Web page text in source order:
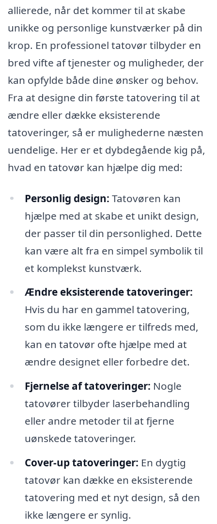
allierede, når det kommer til at skabe
unikke og personlige kunstværker på din
krop. En professionel tatovør tilbyder en
bred vifte af tjenester og muligheder, der
kan opfylde både dine ønsker og behov.
Fra at designe din første tatovering til at
ændre eller dække eksisterende
tatoveringer, så er mulighederne næsten
uendelige. Her er et dybdegående kig på,
hvad en tatovør kan hjælpe dig med:
Personlig design: Tatovøren kan
hjælpe med at skabe et unikt design,
der passer til din personlighed. Dette
kan være alt fra en simpel symbolik til
et komplekst kunstværk.
Ændre eksisterende tatoveringer:
Hvis du har en gammel tatovering,
som du ikke længere er tilfreds med,
kan en tatovør ofte hjælpe med at
ændre designet eller forbedre det.
Fjernelse af tatoveringer: Nogle
tatovører tilbyder laserbehandling
eller andre metoder til at fjerne
uønskede tatoveringer.
Cover-up tatoveringer: En dygtig
tatovør kan dække en eksisterende
tatovering med et nyt design, så den
ikke længere er synlig.